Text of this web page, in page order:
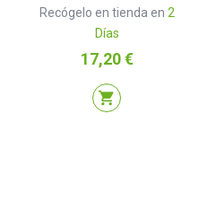
Recógelo en tienda en 2
Días
Precio
17,20 €
shopping_cart